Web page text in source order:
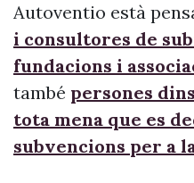
Autoventio està
i consultores de
fundacions i
també persones
tota mena que es
subvencions per a